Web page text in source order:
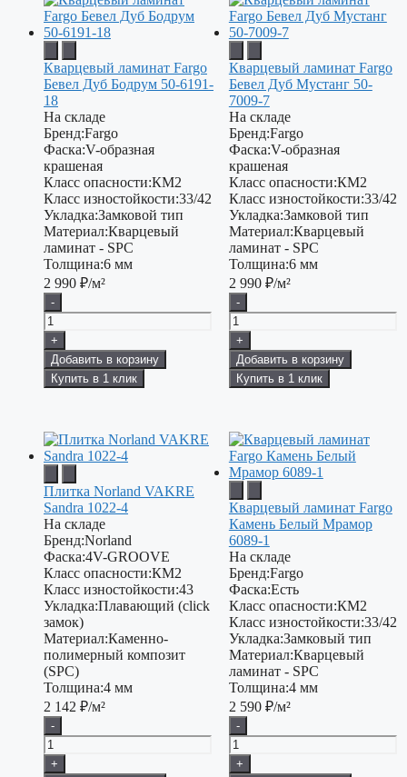
Кварцевый ламинат Fargo
Бевел Дуб Бодрум 50-6191-
18
На складе
Бренд:Fargo
Фаска:V-образная
крашеная
Класс опасности:КМ2
Класс изностойкости:33/42
Укладка:Замковой тип
Материал:Кварцевый
ламинат - SPC
Толщина:6 мм
2 990 ₽/м²
-
+
Добавить в корзину
Купить в 1 клик
Кварцевый ламинат Fargo
Бевел Дуб Мустанг 50-
7009-7
На складе
Бренд:Fargo
Фаска:V-образная
крашеная
Класс опасности:КМ2
Класс изностойкости:33/42
Укладка:Замковой тип
Материал:Кварцевый
ламинат - SPC
Толщина:6 мм
2 990 ₽/м²
-
+
Добавить в корзину
Купить в 1 клик
Плитка Norland VAKRE
Sandra 1022-4
На складе
Бренд:Norland
Фаска:4V-GROOVE
Класс опасности:КМ2
Класс изностойкости:43
Укладка:Плавающий (click
замок)
Материал:Каменно-
полимерный композит
(SPC)
Толщина:4 мм
2 142 ₽/м²
-
+
Кварцевый ламинат Fargo
Камень Белый Мрамор
6089-1
На складе
Бренд:Fargo
Фаска:Есть
Класс опасности:КМ2
Класс изностойкости:33/42
Укладка:Замковый тип
Материал:Кварцевый
ламинат - SPC
Толщина:4 мм
2 590 ₽/м²
-
+